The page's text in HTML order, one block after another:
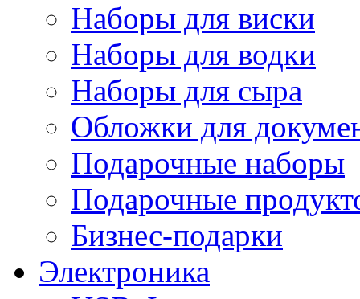
Наборы для виски
Наборы для водки
Наборы для сыра
Обложки для
Подарочные наборы
Подарочные
Бизнес-подарки
Электроника